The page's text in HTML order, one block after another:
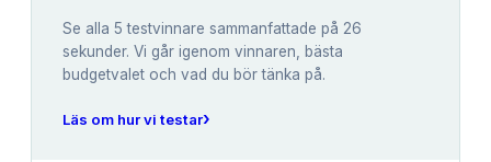
Se alla 5 testvinnare sammanfattade på 26
sekunder. Vi går igenom vinnaren, bästa
budgetvalet och vad du bör tänka på.
Läs om hur vi testar›